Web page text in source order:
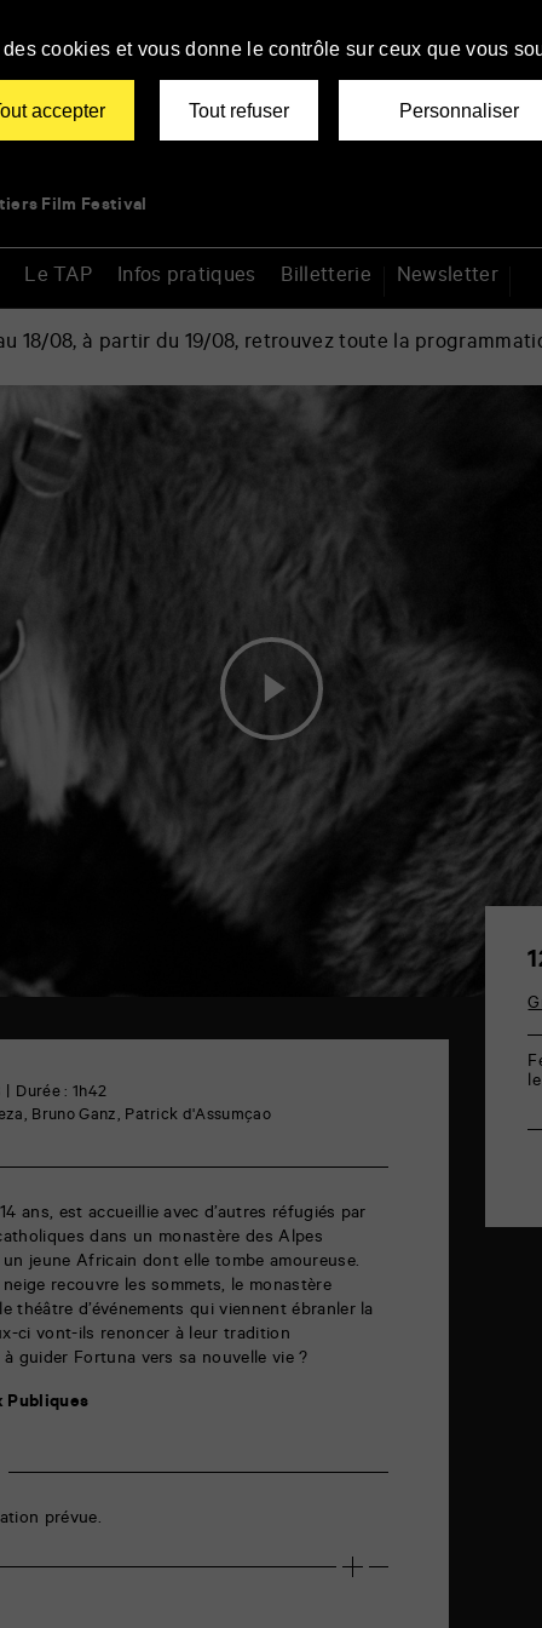
Film Festival
Le TAP Infos pratiques Billetterie Newsletter
18/08, à partir du 19/08, retrouvez toute la
Durée : 1h42
Bruno Ganz, Patrick d'Assumçao
ans, est accueillie avec d’autres réfugiés par
dans un monastère des Alpes
jeune Africain dont elle tombe amoureuse.
neige recouvre les sommets, le monastère
théâtre d’événements qui viennent ébranler la
ci vont-ils renoncer à leur tradition
guider Fortuna vers sa nouvelle vie ?
Publiques
prévue.
cookies et vous donne le contrôle sur ceux que vous
accepter Tout refuser Personnaliser